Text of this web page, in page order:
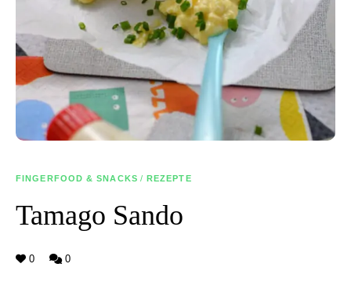
FINGERFOOD & SNACKS / REZEPTE
Tamago Sando
0 0